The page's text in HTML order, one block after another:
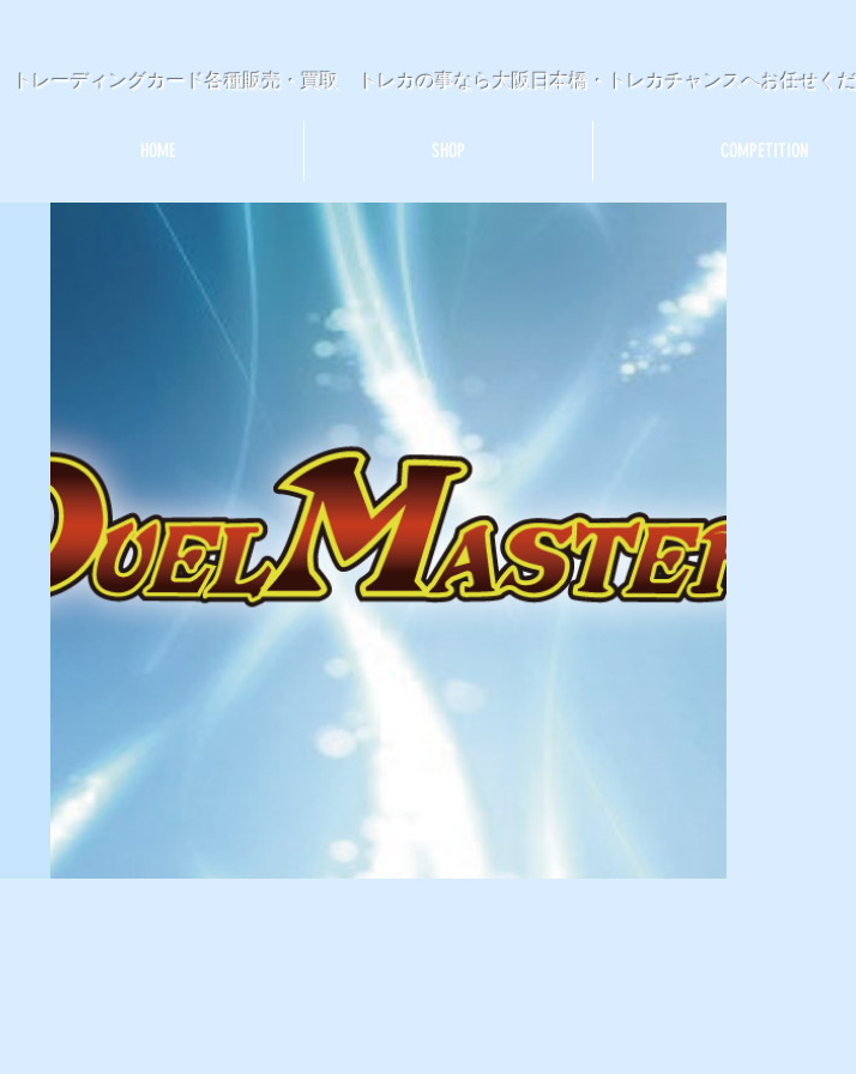
トレーディングカード各種販売・買取 トレカの事なら大阪日本橋・トレカチャンスへお任せく
HOME SHOP COMPETITION